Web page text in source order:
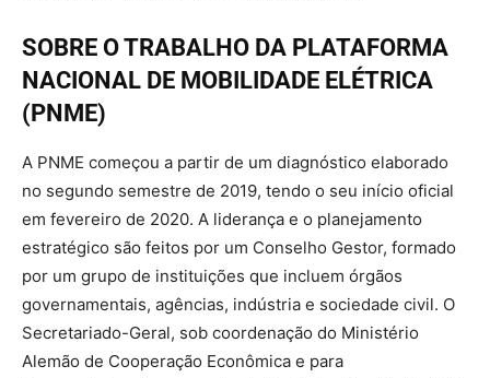
SOBRE O TRABALHO DA PLATAFORMA
NACIONAL DE MOBILIDADE ELÉTRICA
(PNME)
A PNME começou a partir de um diagnóstico elaborado
no segundo semestre de 2019, tendo o seu início oficial
em fevereiro de 2020. A liderança e o planejamento
estratégico são feitos por um Conselho Gestor, formado
por um grupo de instituições que incluem órgãos
governamentais, agências, indústria e sociedade civil. O
Secretariado-Geral, sob coordenação do Ministério
Alemão de Cooperação Econômica e para